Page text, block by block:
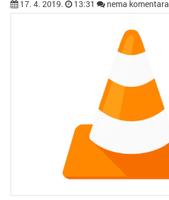
17. 4. 2019. 13:31 nema komentara